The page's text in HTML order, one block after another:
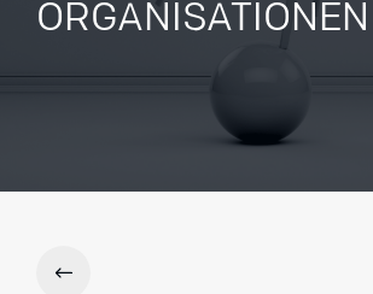
ORGANISATIONEN